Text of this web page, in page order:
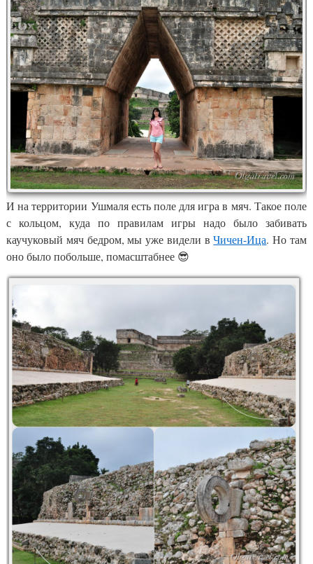
И на территории Ушмаля есть поле для игра в мяч. Такое поле
с кольцом, куда по правилам игры надо было забивать
каучуковый мяч бедром, мы уже видели вЧичен-Ица. Но там
оно было побольше, помасштабнее 😎